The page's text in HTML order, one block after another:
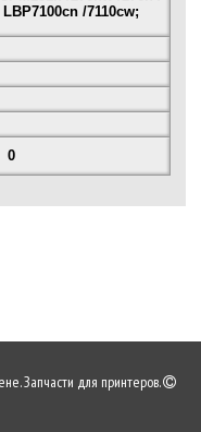
/7110cw;
0
Запчасти для принтеров.